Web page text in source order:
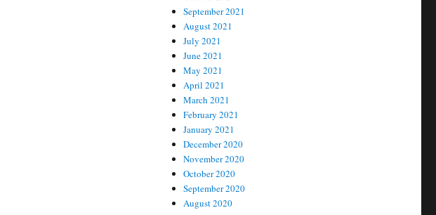
September 2021
August 2021
July 2021
June 2021
May 2021
April 2021
March 2021
February 2021
January 2021
December 2020
November 2020
October 2020
September 2020
August 2020